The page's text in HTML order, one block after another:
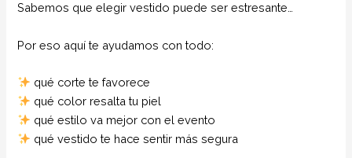
Sabemos que elegir vestido puede ser estresante…
Por eso aquí te ayudamos con todo:
qué corte te favorece
qué color resalta tu piel
qué estilo va mejor con el evento
qué vestido te hace sentir más segura